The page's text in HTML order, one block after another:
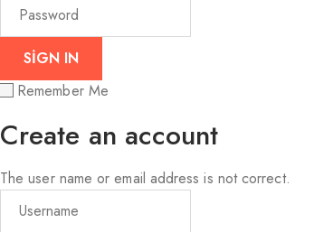
Remember Me
Create an account
The user name or email address is not correct.